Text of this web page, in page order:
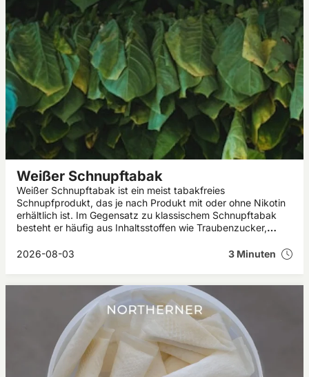
Weißer Schnupftabak
Weißer Schnupftabak ist ein meist tabakfreies
Schnupfprodukt, das je nach Produkt mit oder ohne Nikotin
erhältlich ist. Im Gegensatz zu klassischem Schnupftabak
besteht er häufig aus Inhaltsstoffen wie Traubenzucker,
weißer Schnupftabak ist, welche Wirkung er haben kann und
2026-08-03 3 Minuten